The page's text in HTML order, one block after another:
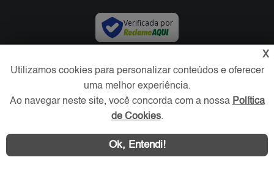
Verificada por
Redes Sociais
X
Utilizamos cookies para personalizar conteúdos e oferecer
uma melhor experiência.
Ao navegar neste site, você concorda com a nossa Política
de Cookies.
Ok, Entendi!